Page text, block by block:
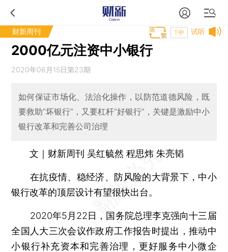
财新周刊 试听
T中
2000亿元注资中小银行
2020年06月15日第23期
如何保证市场化、法治化操作，以防范道德风险，既
要救助“坏银行”，又要杠杆“好银行”，关键是激励中小
银行改革和完善公司治理
文｜财新周刊 吴红毓然 程思炜 朱亮韬
在抗疫情、稳经济、防风险的大背景下，中小
银行改革的顶层设计有望很快出台。
2020年5月22日，国务院总理李克强向十三届
全国人大三次会议作政府工作报告时提出，推动中
小银行补充资本和完善治理，更好服务中小微企